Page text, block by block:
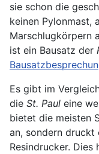
sie schon die
keinen Pylonmast,
Marschlugkörpern
ist ein Bausatz der
Es gibt im
die St. Paul eine
bietet die meisten
an, sondern druckt
Resindrucker.